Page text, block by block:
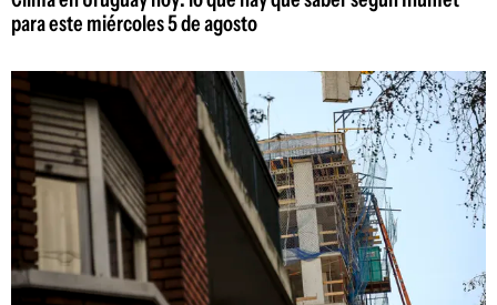
para este miércoles 5 de agosto